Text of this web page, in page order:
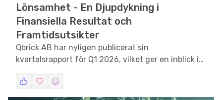
Lönsamhet - En Djupdykning i
Finansiella Resultat och
Framtidsutsikter
Qbrick AB har nyligen publicerat sin
kvartalsrapport för Q1 2026, vilket ger en inblick i
framsteg. Denna artikel analyserar rapporten i
detalj och jämför den med tidigare perioder för att